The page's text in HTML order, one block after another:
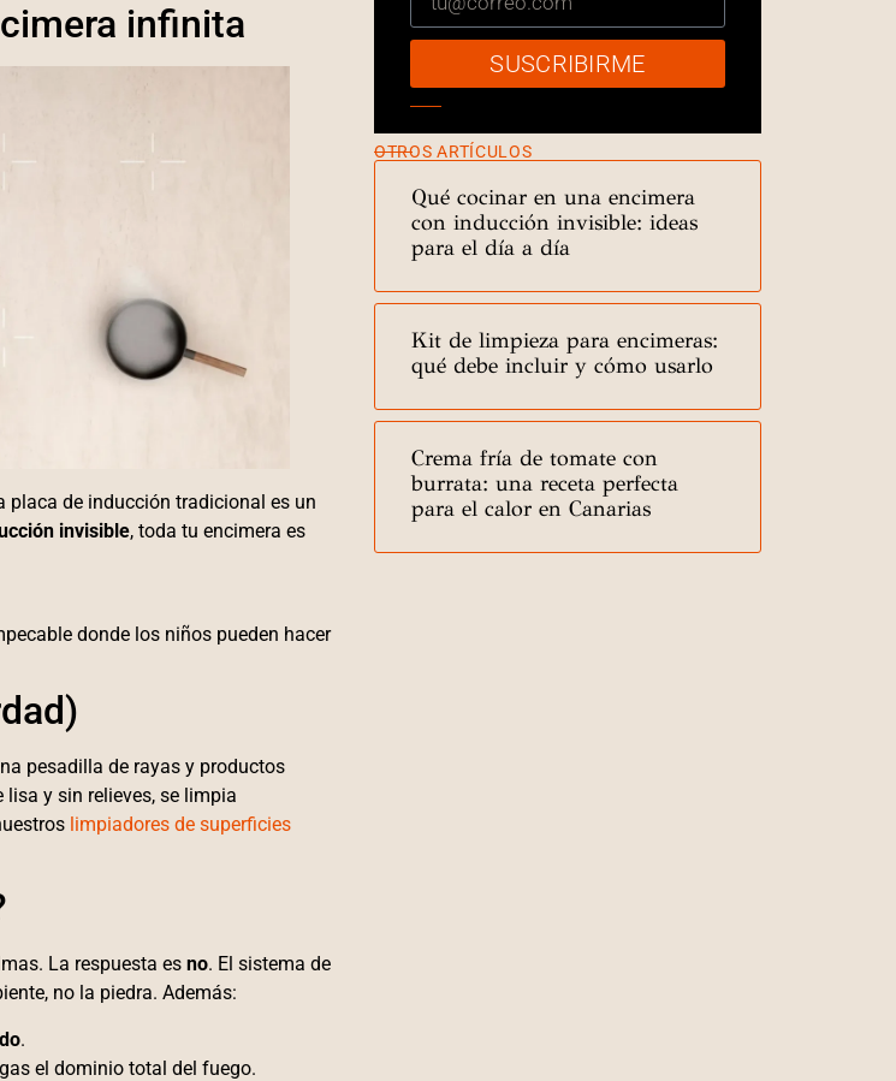
infinita
placa de inducción tradicional es un
invisible, toda tu encimera es
donde los niños pueden hacer
pesadilla de rayas y productos
y sin relieves, se limpia
limpiadores de superficies
La respuesta es no. El sistema de
no la piedra. Además:
.
el dominio total del fuego.
SUSCRIBIRME
OTROS ARTÍCULOS
Qué cocinar en una encimera
con inducción invisible: ideas
para el día a día
Kit de limpieza para encimeras:
qué debe incluir y cómo usarlo
Crema fría de tomate con
burrata: una receta perfecta
para el calor en Canarias